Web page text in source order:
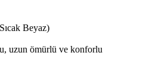
Beyaz)
uzun ömürlü ve konforlu